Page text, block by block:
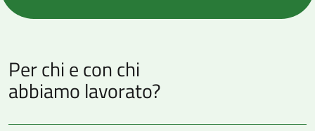
Per chi e con chi
abbiamo lavorato?